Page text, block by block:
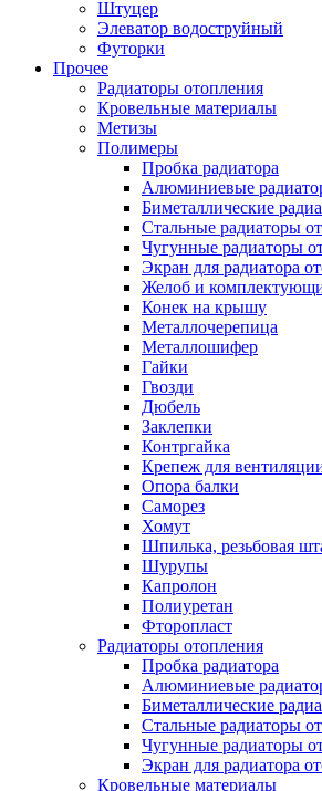
Штуцер
Элеватор водоструйный
Футорки
Прочее
Радиаторы отопления
Кровельные материалы
Метизы
Полимеры
Пробка радиатора
Алюминиевые
Биметаллические
Стальные радиаторы
Чугунные радиаторы
Экран для радиатора
Желоб и
Конек на крышу
Металлочерепица
Металлошифер
Гайки
Гвозди
Дюбель
Заклепки
Контргайка
Крепеж для
Опора балки
Саморез
Хомут
Шпилька, резьбовая
Шурупы
Капролон
Полиуретан
Фторопласт
Радиаторы отопления
Пробка радиатора
Алюминиевые
Биметаллические
Стальные радиаторы
Чугунные радиаторы
Экран для радиатора
Кровельные материалы